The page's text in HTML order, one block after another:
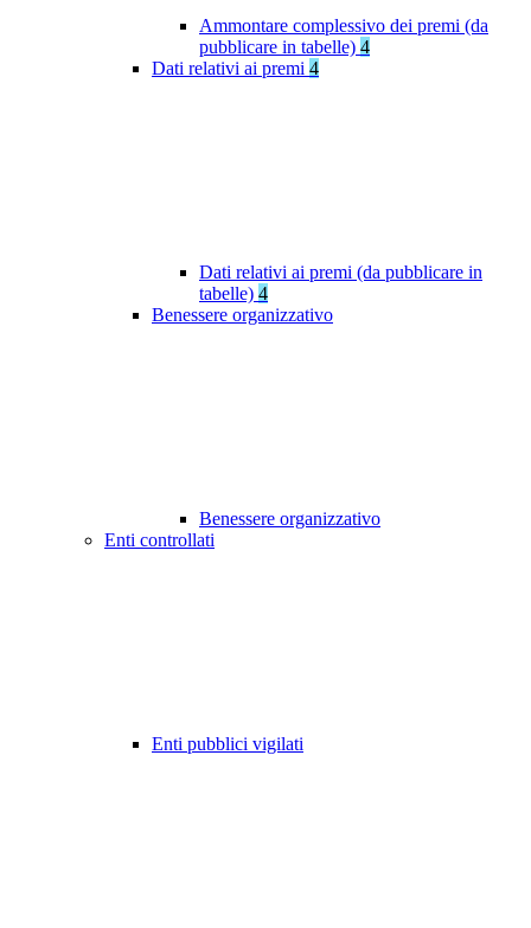
Ammontare complessivo dei premi (da
pubblicare in tabelle) 4
Dati relativi ai premi 4
Dati relativi ai premi (da pubblicare in
tabelle) 4
Benessere organizzativo
Benessere organizzativo
Enti controllati
Enti pubblici vigilati